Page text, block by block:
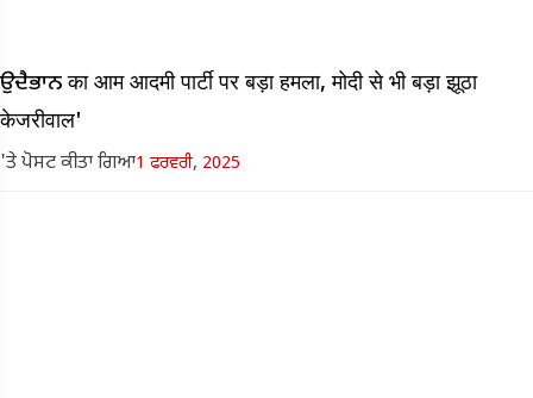
ਉਦੈਭਾਨ का आम आदमी पार्टी पर बड़ा हमला, मोदी से भी बड़ा झूठा
केजरीवाल'
'ਤੇ ਪੋਸਟ ਕੀਤਾ ਗਿਆ1 ਫਰਵਰੀ, 2025